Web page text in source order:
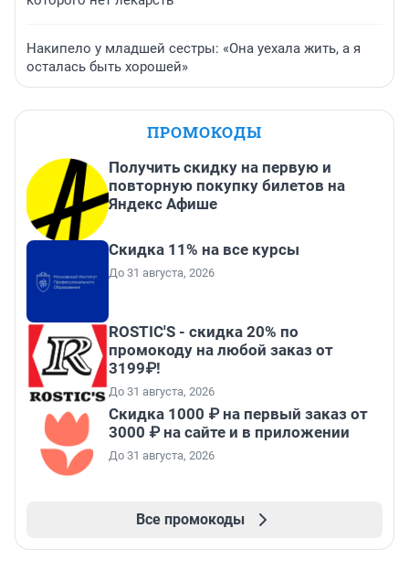
Накипело у младшей сестры: «Она уехала жить, а я
осталась быть хорошей»
ПРОМОКОДЫ
Получить скидку на первую и
повторную покупку билетов на
Яндекс Афише
Скидка 11% на все курсы
До 31 августа, 2026
ROSTIC'S - скидка 20% по
промокоду на любой заказ от
3199₽!
До 31 августа, 2026
Скидка 1000 ₽ на первый заказ от
3000 ₽ на сайте и в приложении
До 31 августа, 2026
Все промокоды